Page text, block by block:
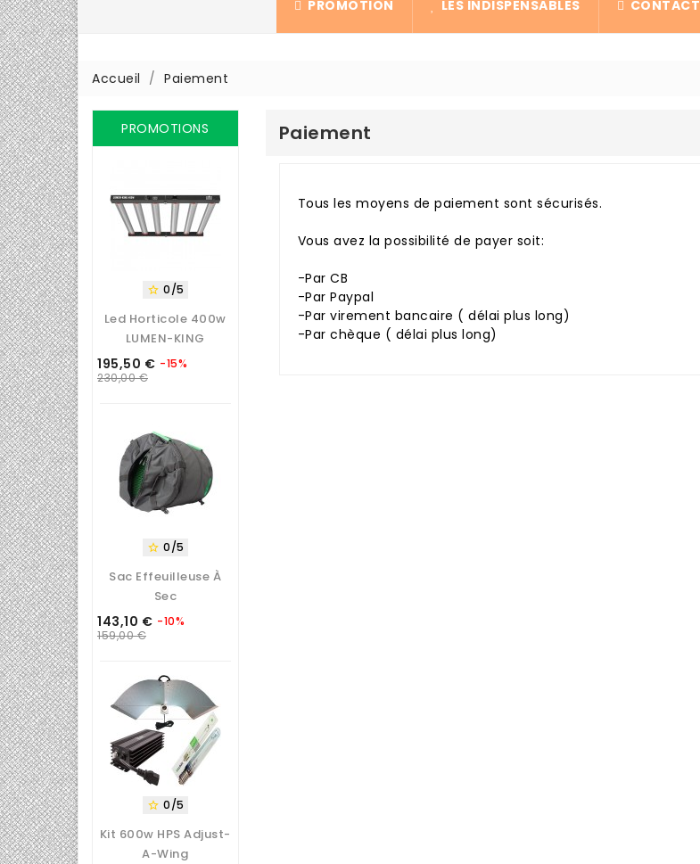
PROMOTION LES INDISPENSABLES CONTACT
Accueil Paiement
PROMOTIONS
 0/5
Led Horticole 400w
LUMEN-KING
Prix
195,50 € -15%
230,00 €
 0/5
Sac Effeuilleuse À
Sec
Prix
143,10 € -10%
159,00 €
 0/5
Kit 600w HPS Adjust-
A-Wing
Paiement
Tous les moyens de paiement sont sécurisés.
Vous avez la possibilité de payer soit:
-Par CB
-Par Paypal
-Par virement bancaire ( délai plus long)
-Par chèque ( délai plus long)